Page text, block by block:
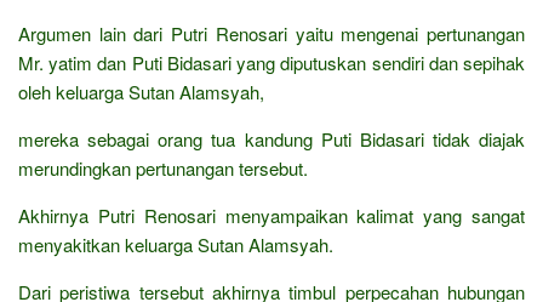
Argumen lain dari Putri Renosari yaitu mengenai pertunangan
Mr. yatim dan Puti Bidasari yang diputuskan sendiri dan sepihak
oleh keluarga Sutan Alamsyah,
mereka sebagai orang tua kandung Puti Bidasari tidak diajak
merundingkan pertunangan tersebut.
Akhirnya Putri Renosari menyampaikan kalimat yang sangat
menyakitkan keluarga Sutan Alamsyah.
Dari peristiwa tersebut akhirnya timbul perpecahan hubungan